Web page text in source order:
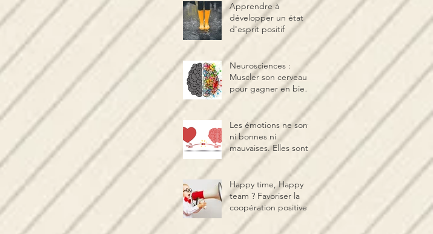
Apprendre à
développer un état
d'esprit positif
Neurosciences :
Muscler son cerveau
pour gagner en bien-
être et en
performance
Les émotions ne sont
ni bonnes ni
mauvaises. Elles sont.
Happy time, Happy
team ? Favoriser la
coopération positive
en équipe